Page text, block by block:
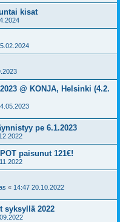
kisat
@ KONJA, Helsinki (4.2.
pe 6.1.2023
paisunut 121€!
« 14:47 20.10.2022
syksyllä 2022